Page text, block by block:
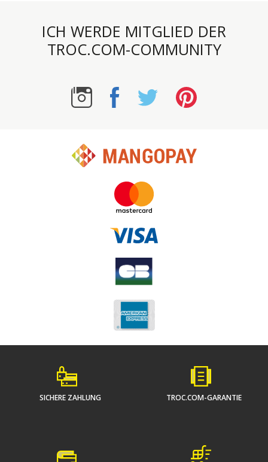
ICH WERDE MITGLIED DER
TROC.COM-COMMUNITY
SICHERE ZAHLUNG TROC.COM-GARANTIE